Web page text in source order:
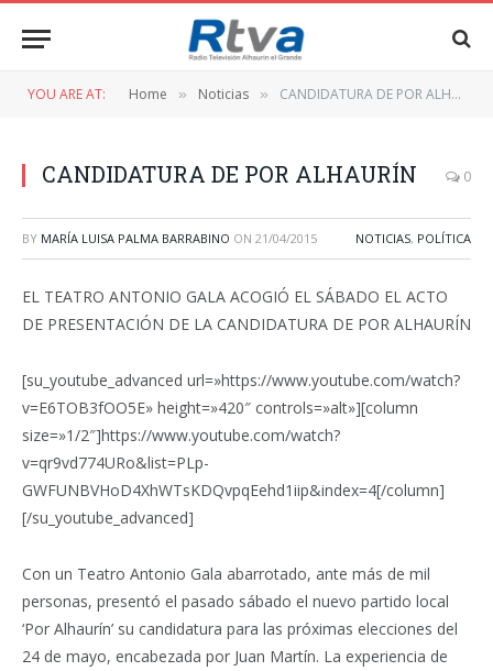
YOU ARE AT: Home » Noticias » CANDIDATURA DE POR ALHAURÍN
CANDIDATURA DE POR ALHAURÍN 0
BY MARÍA LUISA PALMA BARRABINO ON 21/04/2015 NOTICIAS, POLÍTICA
EL TEATRO ANTONIO GALA ACOGIÓ EL SÁBADO EL ACTO
DE PRESENTACIÓN DE LA CANDIDATURA DE POR ALHAURÍN
[su_youtube_advanced url=»https://www.youtube.com/watch?
v=E6TOB3fOO5E» height=»420″ controls=»alt»][column
size=»1/2″]https://www.youtube.com/watch?
v=qr9vd774URo&list=PLp-
GWFUNBVHoD4XhWTsKDQvpqEehd1iip&index=4[/column]
[/su_youtube_advanced]
Con un Teatro Antonio Gala abarrotado, ante más de mil
personas, presentó el pasado sábado el nuevo partido local
‘Por Alhaurín’ su candidatura para las próximas elecciones del
24 de mayo, encabezada por Juan Martín. La experiencia de